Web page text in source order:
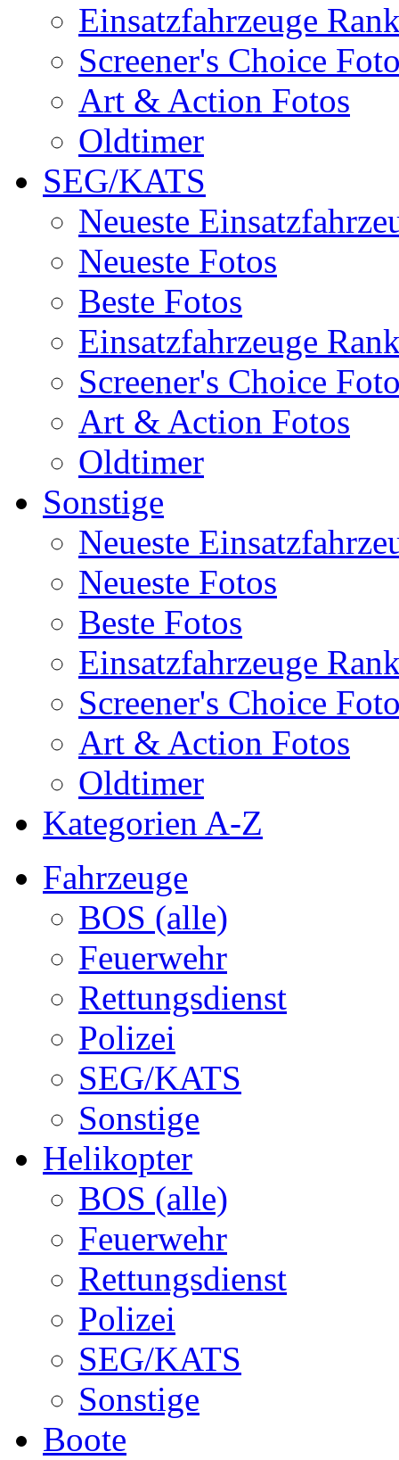
Einsatzfahrzeuge
Screener's Choice
Art & Action Fotos
Oldtimer
SEG/KATS
Neueste
Neueste Fotos
Beste Fotos
Einsatzfahrzeuge
Screener's Choice
Art & Action Fotos
Oldtimer
Sonstige
Neueste
Neueste Fotos
Beste Fotos
Einsatzfahrzeuge
Screener's Choice
Art & Action Fotos
Oldtimer
Kategorien A-Z
Fahrzeuge
BOS (alle)
Feuerwehr
Rettungsdienst
Polizei
SEG/KATS
Sonstige
Helikopter
BOS (alle)
Feuerwehr
Rettungsdienst
Polizei
SEG/KATS
Sonstige
Boote